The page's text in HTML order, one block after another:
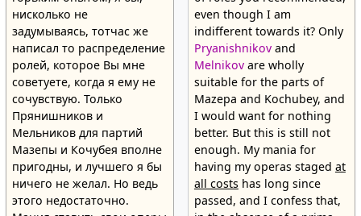
нисколько не
задумываясь, тотчас же
написал то распределение
ролей, которое Вы мне
советуете, когда я ему не
сочувствую. Только
Прянишников и
Мельников для партий
Мазепы и Кочубея вполне
пригодны, и лучшего я бы
ничего не желал. Но ведь
этого недостаточно.
even though I am
indifferent towards it? Only
Pryanishnikovand
Melnikovare wholly
suitable for the parts of
Mazepa and Kochubey, and
I would want for nothing
better. But this is still not
enough. My mania for
having my operas staged at
all costs has long since
passed, and I confess that,